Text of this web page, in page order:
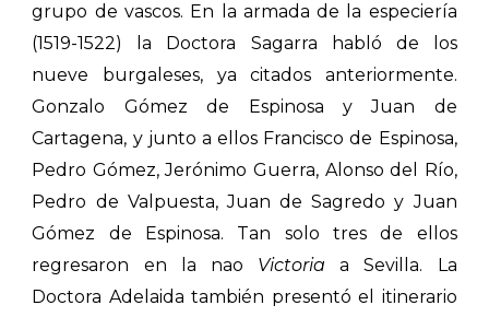
grupo de vascos. En la armada de la especiería
(1519-1522) la Doctora Sagarra habló de los
nueve burgaleses, ya citados anteriormente.
Gonzalo Gómez de Espinosa y Juan de
Cartagena, y junto a ellos Francisco de Espinosa,
Pedro Gómez, Jerónimo Guerra, Alonso del Río,
Pedro de Valpuesta, Juan de Sagredo y Juan
Gómez de Espinosa. Tan solo tres de ellos
regresaron en la nao Victoriaa Sevilla. La
Doctora Adelaida también presentó el itinerario